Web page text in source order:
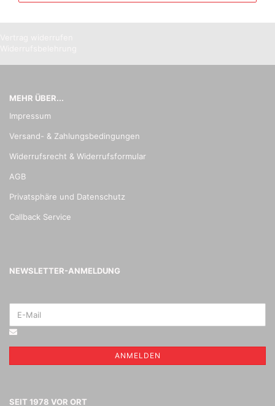
MEHR ÜBER...
Impressum
Versand- & Zahlungsbedingungen
Widerrufsrecht & Widerrufsformular
AGB
Privatsphäre und Datenschutz
Callback Service
NEWSLETTER-ANMELDUNG
ANMELDEN
SEIT 1978 VOR ORT